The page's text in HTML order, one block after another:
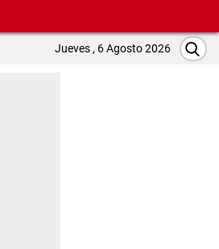
Jueves , 6 Agosto 2026